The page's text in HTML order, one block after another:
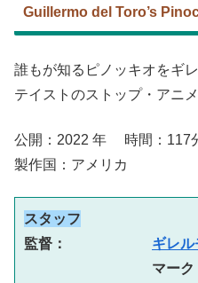
Guillermo del Toro’s
誰もが知るピノッキオをギ
テイストのストップ・アニ
公開：2022 年 時間：
製作国：アメリカ
スタッフ
監督： ギレ
マーク・グス